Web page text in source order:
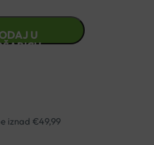
U
iznad €49,99